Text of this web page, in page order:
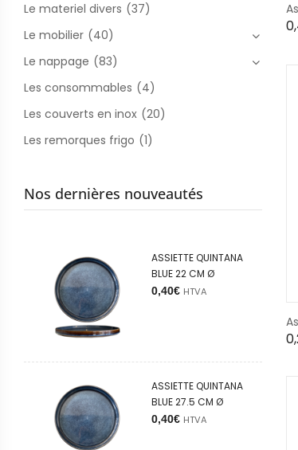
Le materiel divers (37)
Le mobilier (40)
Le nappage (83)
Les consommables (4)
Les couverts en inox (20)
Les remorques frigo (1)
Nos dernières nouveautés
ASSIETTE QUINTANA
BLUE 22 CM Ø
0,40€ HTVA
ASSIETTE QUINTANA
BLUE 27.5 CM Ø
0,40€ HTVA